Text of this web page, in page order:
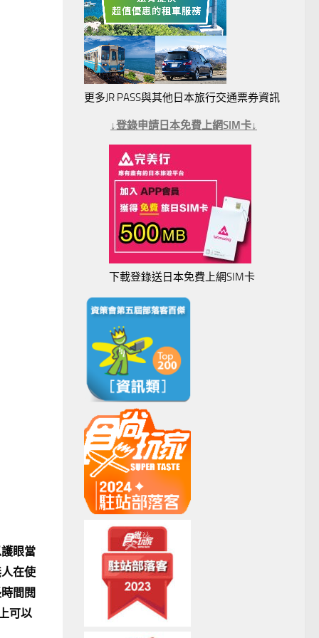
眼當
在使
間閱
可以
更多JR PASS與其他日本旅行交通票券資訊
↓登錄申請日本免費上網SIM卡↓
下載登錄送日本免費上網SIM卡